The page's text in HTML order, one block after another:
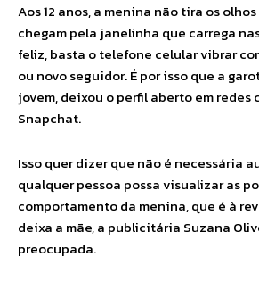
Aos 12 anos, a menina não tira os
chegam pela janelinha que carrega
feliz, basta o telefone celular vibrar
ou novo seguidor. É por isso que a
jovem, deixou o perfil aberto em redes
Snapchat.
Isso quer dizer que não é necessária
qualquer pessoa possa visualizar as
comportamento da menina, que é à
deixa a mãe, a publicitária Suzana
preocupada.